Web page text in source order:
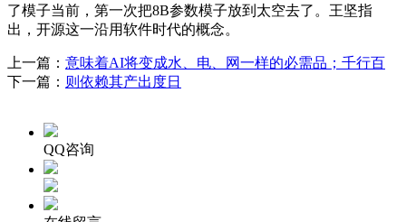
了模子当前，第一次把8B参数模子放到太空去了。王坚指
出，开源这一沿用软件时代的概念。
上一篇： 意味着AI将变成水、电、网一样的必需品；千行百
下一篇： 则依赖其产出度日
QQ咨询